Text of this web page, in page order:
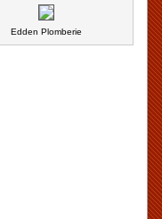
Edden Plomberie